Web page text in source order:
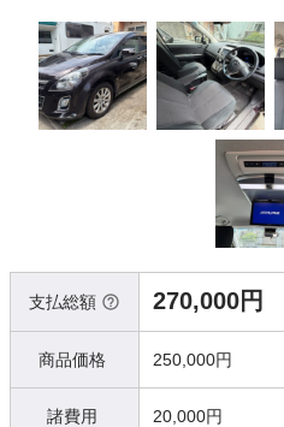
支払総額 270,000円
商品価格 250,000円
諸費用 20,000円